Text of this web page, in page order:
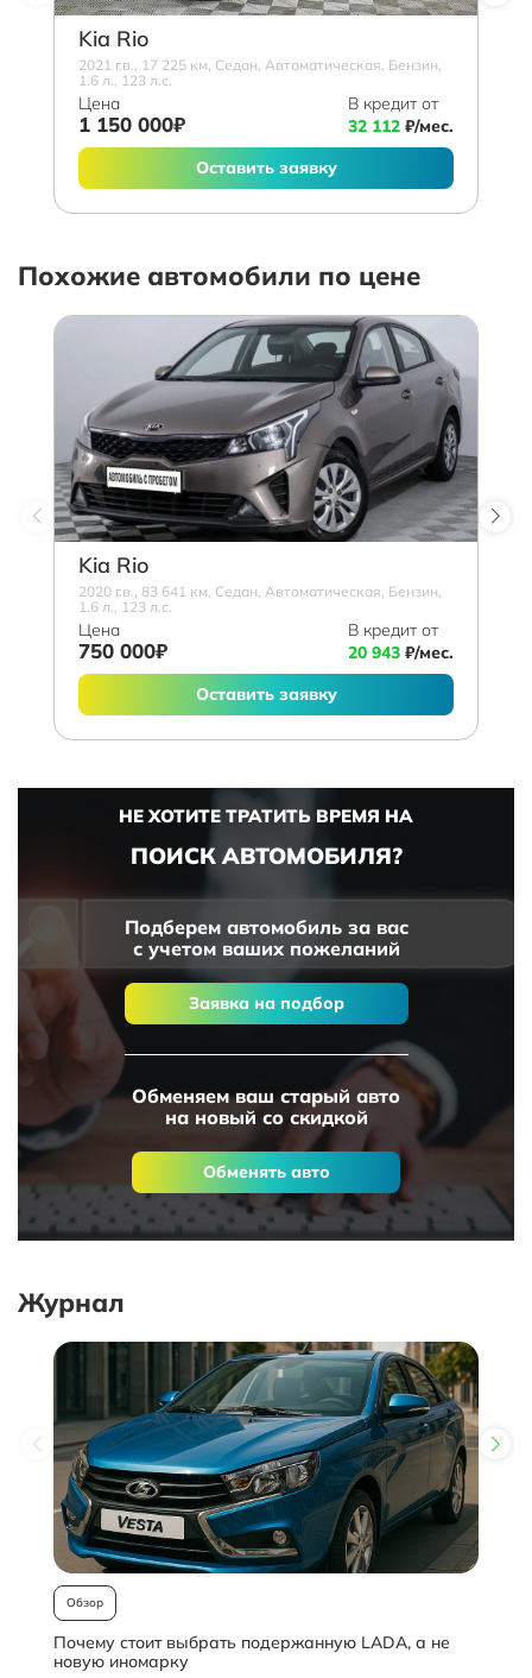
Kia Rio
2021 г.в., 17 225 км, Седан, Автоматическая, Бензин,
1.6 л., 123 л.с.
Цена
1 150 000₽
В кредит от
32 112 ₽/мес.
Оставить заявку
Похожие автомобили по цене
Kia Rio
2020 г.в., 83 641 км, Седан, Автоматическая, Бензин,
1.6 л., 123 л.с.
Цена
750 000₽
В кредит от
20 943 ₽/мес.
Оставить заявку
НЕ ХОТИТЕ ТРАТИТЬ ВРЕМЯ НА
ПОИСК АВТОМОБИЛЯ?
Подберем автомобиль за вас
с учетом ваших пожеланий
Заявка на подбор
Обменяем ваш старый авто
на новый со скидкой
Обменять авто
Журнал
Обзор
Почему стоит выбрать подержанную LADA, а не
новую иномарку